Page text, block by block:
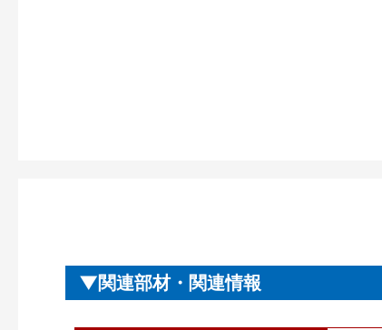
関連部材・関連情報